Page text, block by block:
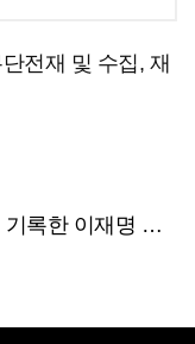
전재 및 수집, 재
재명 대통령…왜?